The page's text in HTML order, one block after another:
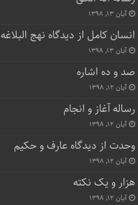
آبان ۱۳, ۱۳۹۸
انسان کامل از دیدگاه نهج البلاغه
آبان ۱۳, ۱۳۹۸
صد و ده اشاره
آبان ۱۲, ۱۳۹۸
رساله آغاز و انجام
آبان ۱۲, ۱۳۹۸
وحدت از دیدگاه عارف و حکیم
آبان ۱۲, ۱۳۹۸
هزار و یک نکته
آبان ۱۲, ۱۳۹۸